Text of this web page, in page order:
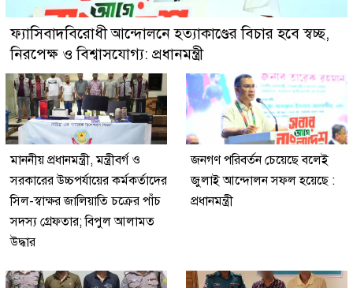
ফ্যাসিবাদবিরোধী আন্দোলনে হত্যাকাণ্ডের বিচার হবে স্বচ্ছ,
নিরপেক্ষ ও বিশ্বাসযোগ্য: প্রধানমন্ত্রী
মাননীয় প্রধানমন্ত্রী, মন্ত্রীবর্গ ও
সরকারের উচ্চপর্যায়ের কর্মকর্তাদের
সিল-স্বাক্ষর জালিয়াতি চক্রের পাঁচ
সদস্য গ্রেফতার; বিপুল আলামত
উদ্ধার
জনগণ পরিবর্তন চেয়েছে বলেই
জুলাই আন্দোলন সফল হয়েছে :
প্রধানমন্ত্রী